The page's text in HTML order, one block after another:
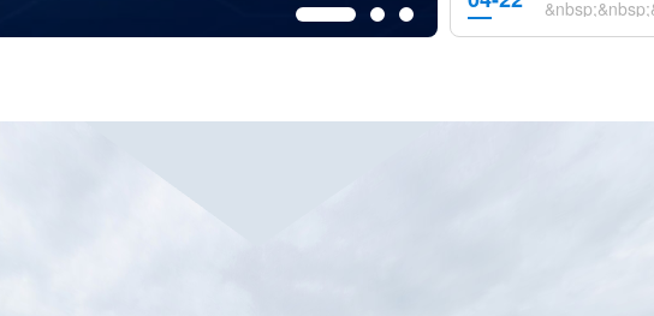
现数据“秒级”传送，进一步提升了购车上牌效